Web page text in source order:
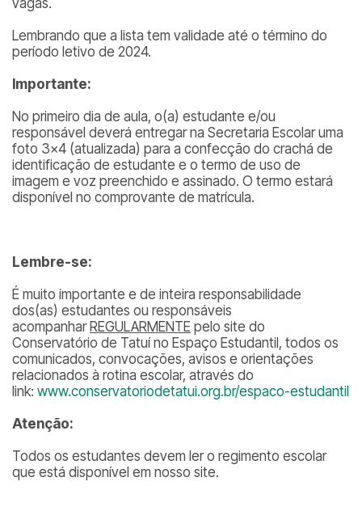
vagas.
Lembrando que a lista tem validade até o término do
período letivo de 2024.
Importante:
No primeiro dia de aula, o(a) estudante e/ou
responsável deverá entregar na Secretaria Escolar uma
foto 3×4 (atualizada) para a confecção do crachá de
identificação de estudante e o termo de uso de
imagem e voz preenchido e assinado. O termo estará
disponível no comprovante de matrícula.
Lembre-se:
É muito importante e de inteira responsabilidade
dos(as) estudantes ou responsáveis
acompanhar REGULARMENTE pelo site do
Conservatório de Tatuí no Espaço Estudantil, todos os
comunicados, convocações, avisos e orientações
relacionados à rotina escolar, através do
link: www.conservatoriodetatui.org.br/espaco-estudantil
Atenção:
Todos os estudantes devem ler o regimento escolar
que está disponível em nosso site.